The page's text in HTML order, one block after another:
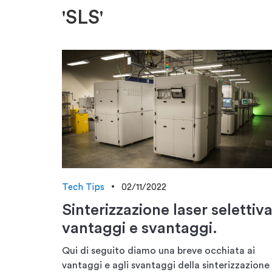
'SLS'
Tech Tips 02/11/2022
Sinterizzazione laser
vantaggi e svantaggi.
Qui di seguito diamo una breve occhiata ai
vantaggi e agli svantaggi della sinterizzazione